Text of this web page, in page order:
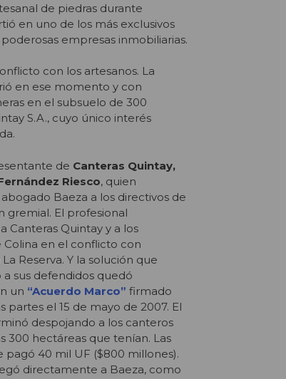
de piedras durante
en uno de los más exclusivos
empresas inmobiliarias.
con los artesanos. La
en ese momento y con
en el subsuelo de 300
S.A., cuyo único interés
de Canteras Quintay,
Riesco, quien
Baeza a los directivos de
gremial. El profesional
Canteras Quintay y a los
Colina en el conflicto con
Reserva. Y la solución que
sus defendidos quedó
un “Acuerdo Marco” firmado
partes el 15 de mayo de 2007. El
despojando a los canteros
300 hectáreas que tenían. Las
pagó 40 mil UF ($800 millones).
directamente a Baeza, como